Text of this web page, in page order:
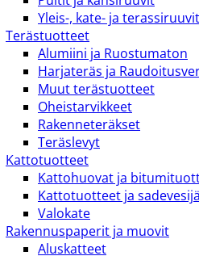
Yleis-, kate- ja terassiruuvit
Terästuotteet
Alumiini ja Ruostumaton
Harjateräs ja
Muut terästuotteet
Oheistarvikkeet
Rakenneteräkset
Teräslevyt
Kattotuotteet
Kattohuovat ja
Kattotuotteet ja
Valokate
Rakennuspaperit ja muovit
Aluskatteet